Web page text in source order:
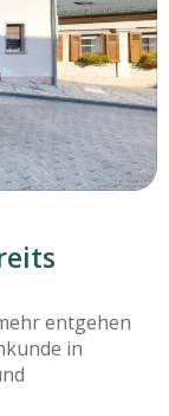
entgehen
in